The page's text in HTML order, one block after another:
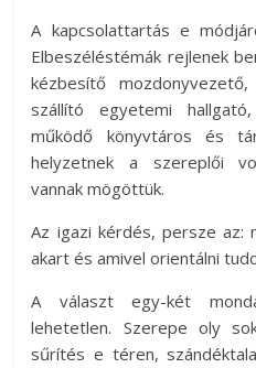
A kapcsolattartás e
Elbeszéléstémák rejlenek
kézbesítő
szállító egyetemi
működő könyvtáros és
helyzetnek a szereplői
vannak mögöttük.
Az igazi kérdés, persze az:
akart és amivel orientálni
A választ egy-két
lehetetlen. Szerepe oly
sűrítés e téren,